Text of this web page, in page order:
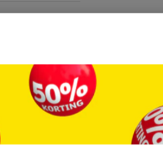
van overdracht
hiv (aids) of
gebruik van het